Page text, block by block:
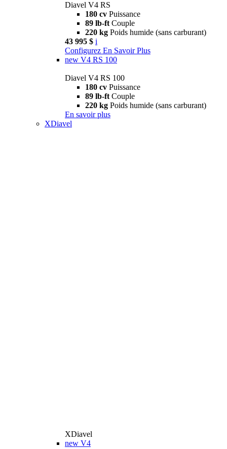
Diavel V4 RS
180 cv Puissance
89 lb-ft Couple
220 kg Poids humide (sans carburant)
43 995 $ i
Configurez En Savoir Plus
new V4 RS 100
Diavel V4 RS 100
180 cv Puissance
89 lb-ft Couple
220 kg Poids humide (sans carburant)
En savoir plus
XDiavel
XDiavel
new V4